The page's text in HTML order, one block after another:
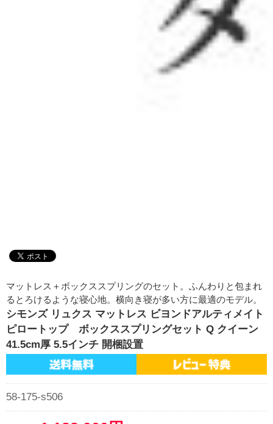
マットレス＋ボックススプリングのセット。ふんわりと包まれ
るとろけるような寝心地。横向き寝が多い方に最適のモデル。
シモンズ リュクス マットレス ビヨンドアルティメイト
ピロートップ ボックススプリングセット Q クイーン
41.5cm厚 5.5インチ 開梱設置
58-175-s506